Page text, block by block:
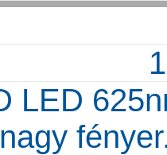
LED